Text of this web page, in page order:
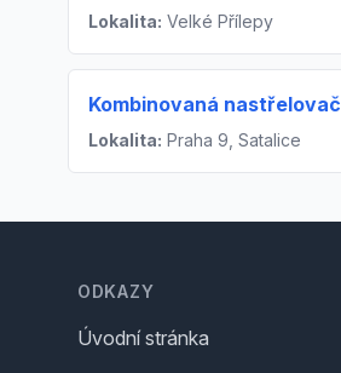
Lokalita: Velké Přílepy
Kombinovaná
Lokalita: Praha 9, Satalice
ODKAZY
Úvodní stránka